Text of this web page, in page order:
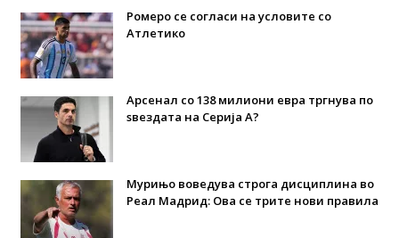
Ромеро се согласи на условите со
Атлетико
Арсенал со 138 милиони евра тргнува по
ѕвездата на Серија А?
Мурињо воведува строга дисциплина во
Реал Мадрид: Ова се трите нови правила